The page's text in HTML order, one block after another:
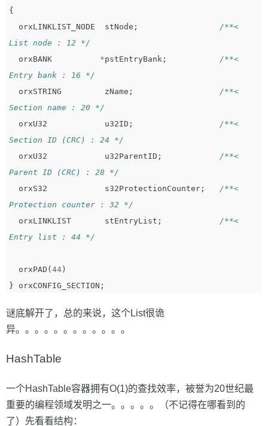
{
orxLINKLIST_NODE
stNode ;
/**<
List node : 12 */
orxBANK
*pstEntryBank ;
/**<
Entry bank : 16 */
orxSTRING
zName ;
/**<
Section name : 20 */
orxU32
u32ID ;
/**<
Section ID (CRC) : 24 */
orxU32
u32ParentID ;
/**<
Parent ID (CRC) : 28 */
orxS32
s32ProtectionCounter ;
/**<
Protection counter : 32 */
orxLINKLIST
stEntryList ;
/**<
Entry list : 44 */
orxPAD ( 44 )
}
orxCONFIG_SECTION ;
谜底解开了，总的来说，这个List很诡
异。。。。。。。。。。。。
HashTable
一个HashTable容器拥有O(1)的查找效率，被誉为20世纪最
重要的编程领域发明之一。。。。。（不记得在哪看到的
了）先看看结构：